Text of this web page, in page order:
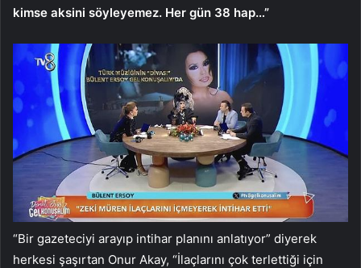
kimse aksini söyleyemez. Her gün 38 hap…”
“Bir gazeteciyi arayıp intihar planını anlatıyor” diyerek
herkesi şaşırtan Onur Akay, “İlaçlarını çok terlettiği için